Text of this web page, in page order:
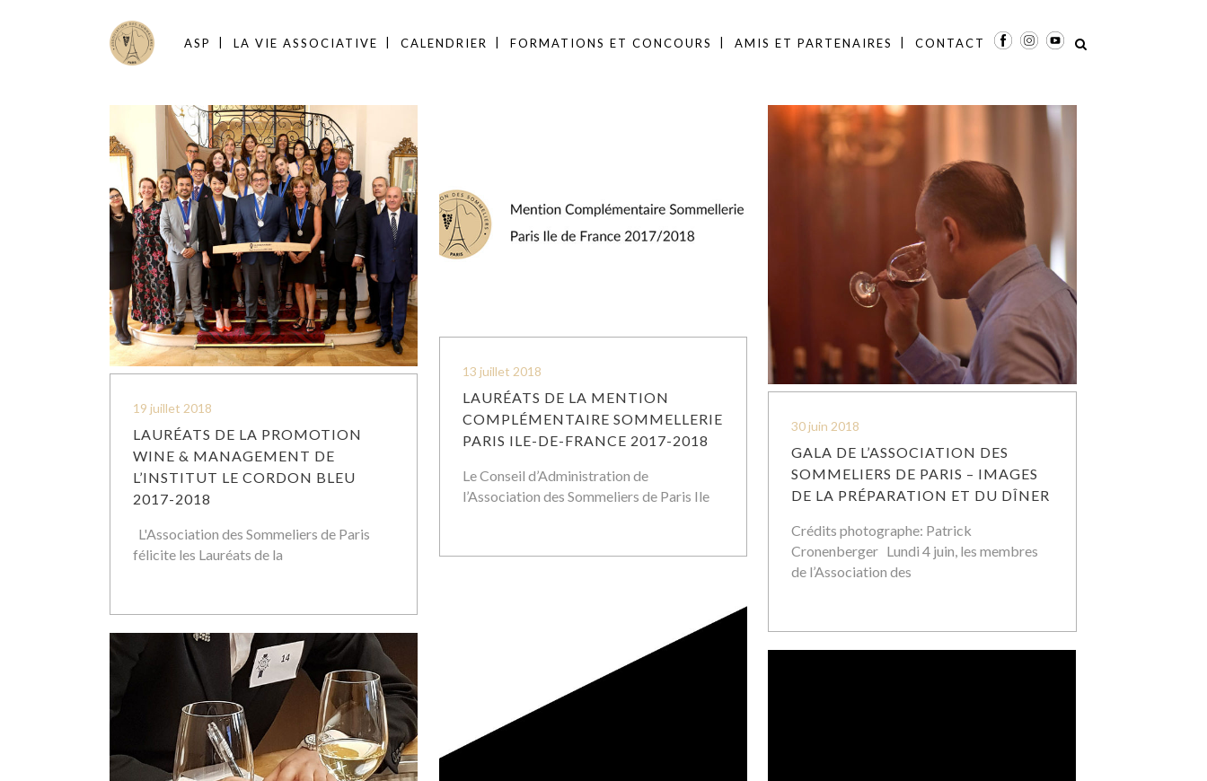
ASP LA VIE ASSOCIATIVE CALENDRIER FORMATIONS ET CONCOURS AMIS ET PARTENAIRES CONTACT
19 juillet 2018
LAURÉATS DE LA PROMOTION
WINE & MANAGEMENT DE
L’INSTITUT LE CORDON BLEU
2017-2018
L'Association des Sommeliers de Paris
félicite les Lauréats de la
13 juillet 2018
LAURÉATS DE LA MENTION
COMPLÉMENTAIRE SOMMELLERIE
PARIS ILE-DE-FRANCE 2017-2018
Le Conseil d’Administration de
l’Association des Sommeliers de Paris Ile
30 juin 2018
GALA DE L’ASSOCIATION DES
SOMMELIERS DE PARIS – IMAGES
DE LA PRÉPARATION ET DU DÎNER
Crédits photographe: Patrick
Cronenberger Lundi 4 juin, les membres
de l’Association des